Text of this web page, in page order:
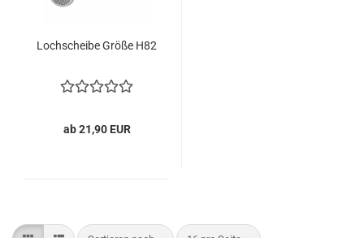
Loch­schei­be Größe H82
ab 21,90 EUR